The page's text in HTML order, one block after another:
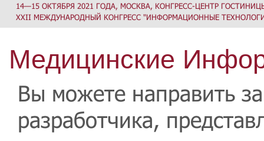
14—15 ОКТЯБРЯ 2021 ГОДА, МОСКВА, КОНГРЕСС-ЦЕНТР
XXII МЕЖДУНАРОДНЫЙ КОНГРЕСС "ИНФОРМАЦИОННЫЕ
Медицинские
Вы можете направить
разработчика,